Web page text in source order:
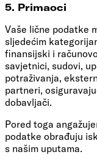
5. Primaoci
Vaše lične podatke
sljedećim
finansijski i
savjetnici, sudovi,
potraživanja,
partneri,
dobavljači.
Pored toga
podatke obrađuju
s našim uputama.